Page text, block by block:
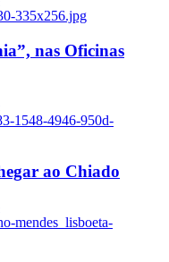
335x256.jpg
nas Oficinas
1548-4946-950d-
ao Chiado
mendes_lisboeta-